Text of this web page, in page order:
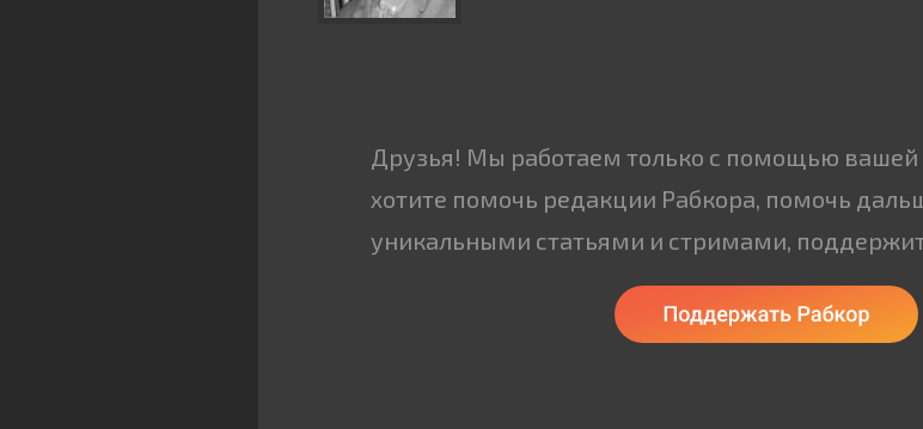
Друзья! Мы работаем только с помощью
хотите помочь редакции Рабкора, помочь
уникальными статьями и стримами,